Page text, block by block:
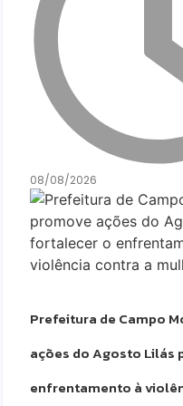
08/08/2026
Prefeitura de Campo
ações do Agosto Lilás
enfrentamento à